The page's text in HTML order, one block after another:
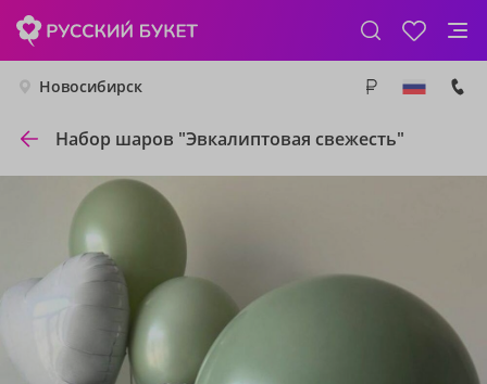
Новосибирск
Набор шаров "Эвкалиптовая свежесть"